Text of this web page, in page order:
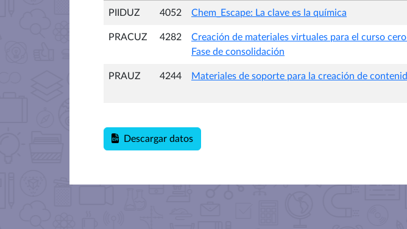
PIIDUZ 4052 Chem_Escape: La clave es la química
PRACUZ 4282
Creación de materiales virtuales para el curso
Fase de consolidación
PRAUZ 4244 Materiales de soporte para la creación de
Descargar datos